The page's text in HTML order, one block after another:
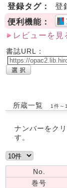
登録タグ：
登
便利機能：
レビューを見
書誌URL：
所蔵一覧 1件～
ナンバーをク
す。
No.
巻号